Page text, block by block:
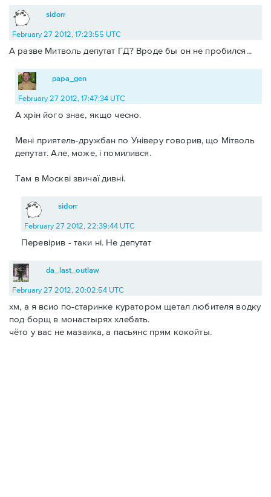
sidorr
February 27 2012, 17:23:55 UTC
А разве Митволь депутат ГД? Вроде бы он не пробился...
papa_gen
February 27 2012, 17:47:34 UTC
А хрін його знає, якщо чесно.
Мені приятель-дружбан по Універу говорив, що Мітволь
депутат. Але, може, і помилився.
Там в Москві звичаї дивні.
sidorr
February 27 2012, 22:39:44 UTC
Перевірив - таки ні. Не депутат
da_last_outlaw
February 27 2012, 20:02:54 UTC
хм, а я всио по-старинке куратором щетал любителя водку
под борщ в монастырях хлебать.
чёто у вас не мазаика, а пасьянс прям кокойты.